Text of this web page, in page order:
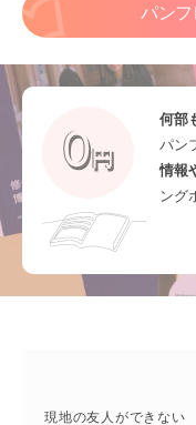
パンフ
何部
パン
情報
ング
現地の友人ができない